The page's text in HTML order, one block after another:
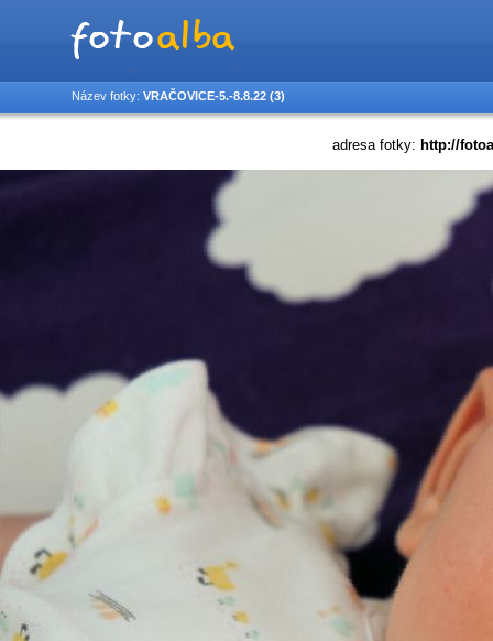
Název fotky: VRAČOVICE-5.-8.8.22 (3)
adresa fotky: http://